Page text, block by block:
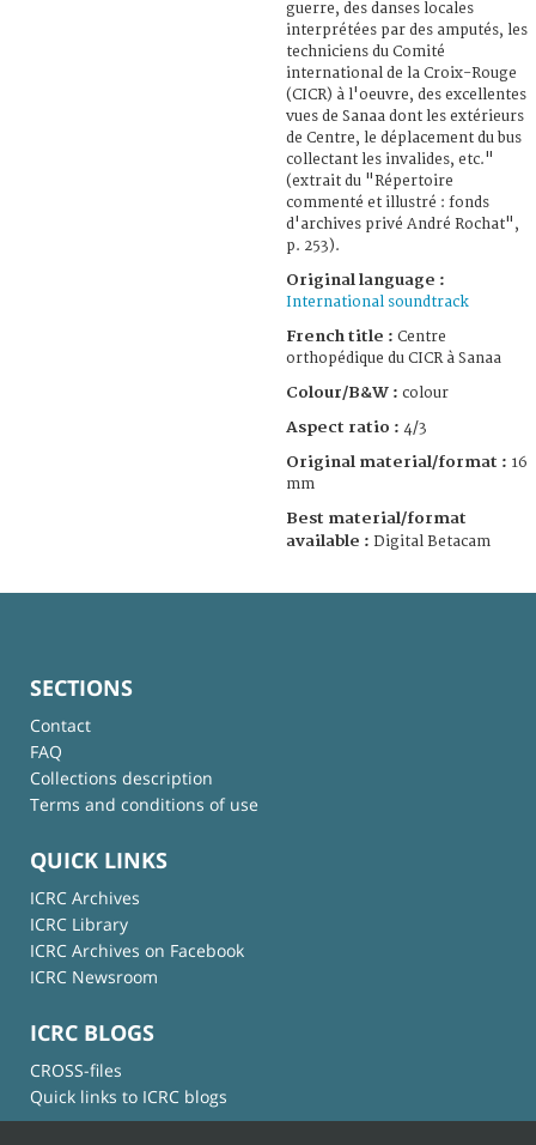
guerre, des danses locales
interprétées par des amputés, les
techniciens du Comité
international de la Croix-Rouge
(CICR) à l'oeuvre, des excellentes
vues de Sanaa dont les extérieurs
de Centre, le déplacement du bus
collectant les invalides, etc."
(extrait du "Répertoire
commenté et illustré : fonds
d'archives privé André Rochat",
p. 253).
Original language :
International soundtrack
French title : Centre
orthopédique du CICR à Sanaa
Colour/B&W : colour
Aspect ratio : 4/3
Original material/format : 16
mm
Best material/format
available : Digital Betacam
SECTIONS
Contact
FAQ
Collections description
Terms and conditions of use
QUICK LINKS
ICRC Archives
ICRC Library
ICRC Archives on Facebook
ICRC Newsroom
ICRC BLOGS
CROSS-files
Quick links to ICRC blogs